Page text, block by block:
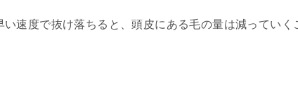
速度で抜け落ちると、頭皮にある毛の量は減っていく